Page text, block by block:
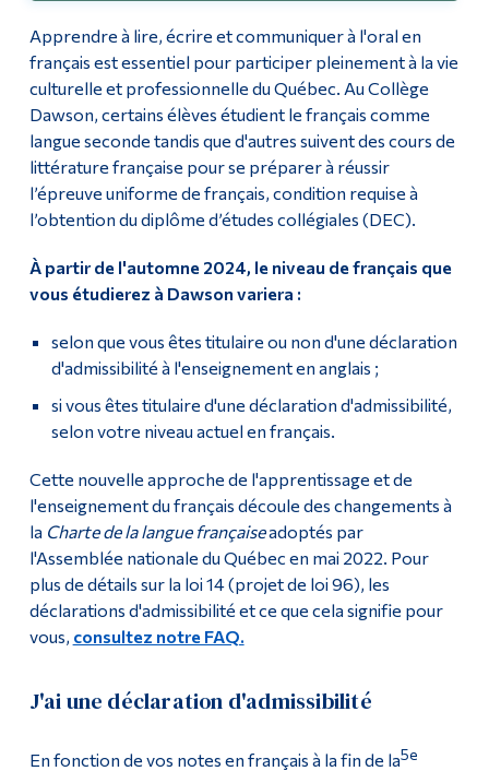
Français
Apprendre à lire, écrire et communiquer à l'oral en
français est essentiel pour participer pleinement à la vie
culturelle et professionnelle du Québec. Au Collège
Dawson, certains élèves étudient le français comme
langue seconde tandis que d'autres suivent des cours de
littérature française pour se préparer à réussir
l’épreuve uniforme de français, condition requise à
l’obtention du diplôme d’études collégiales (DEC).
À partir de l'automne 2024, le niveau de français que
vous étudierez à Dawson variera :
selon que vous êtes titulaire ou non d'une déclaration
d'admissibilité à l'enseignement en anglais ;
si vous êtes titulaire d'une déclaration d'admissibilité,
selon votre niveau actuel en français.
Cette nouvelle approche de l'apprentissage et de
l'enseignement du français découle des changements à
la Charte de la langue françaiseadoptés par
l'Assemblée nationale du Québec en mai 2022. Pour
plus de détails sur la loi 14 (projet de loi 96), les
déclarations d'admissibilité et ce que cela signifie pour
vous, consultez notre FAQ.
J'ai une déclaration d'admissibilité
En fonction de vos notes en français à la fin de la5e
Étudiants actuels
Corps enseignant et
personnel administratif
Diplômé·es et visiteur·euses